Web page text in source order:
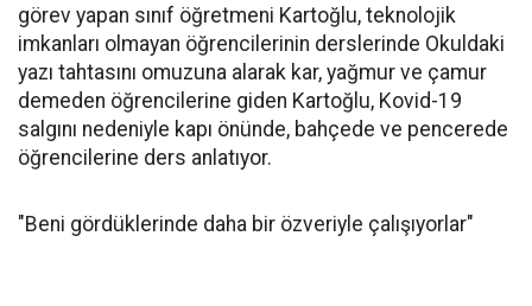
görev yapan sınıf öğretmeni Kartoğlu, teknolojik
imkanları olmayan öğrencilerinin derslerinde Okuldaki
yazı tahtasını omuzuna alarak kar, yağmur ve çamur
demeden öğrencilerine giden Kartoğlu, Kovid-19
salgını nedeniyle kapı önünde, bahçede ve pencerede
öğrencilerine ders anlatıyor.
"Beni gördüklerinde daha bir özveriyle çalışıyorlar"